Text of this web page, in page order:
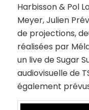
Harbisson & Pol
Meyer, Julien
de projections,
réalisées par
un live de Sugar
audiovisuelle de
également